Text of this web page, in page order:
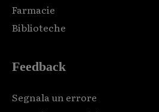
Farmacie
Biblioteche
Feedback
Segnala un errore